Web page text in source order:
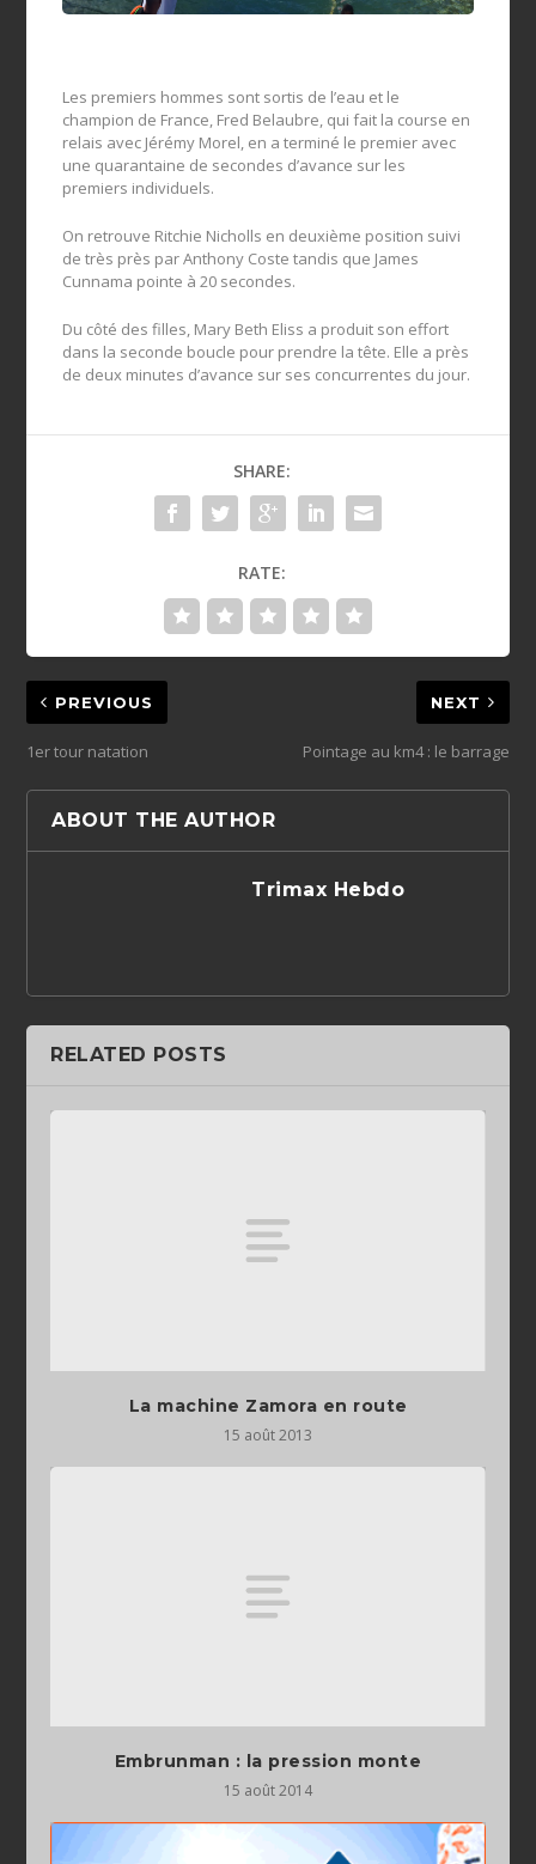
Les premiers hommes sont sortis de l’eau et le
champion de France, Fred Belaubre, qui fait la course en
relais avec Jérémy Morel, en a terminé le premier avec
une quarantaine de secondes d’avance sur les
premiers individuels.
On retrouve Ritchie Nicholls en deuxième position suivi
de très près par Anthony Coste tandis que James
Cunnama pointe à 20 secondes.
Du côté des filles, Mary Beth Eliss a produit son effort
dans la seconde boucle pour prendre la tête. Elle a près
de deux minutes d’avance sur ses concurrentes du jour.
SHARE:
RATE:
PREVIOUS
1er tour natation
NEXT
Pointage au km4 : le barrage
ABOUT THE AUTHOR
Trimax Hebdo
RELATED POSTS
La machine Zamora en route
15 août 2013
Embrunman : la pression monte
15 août 2014